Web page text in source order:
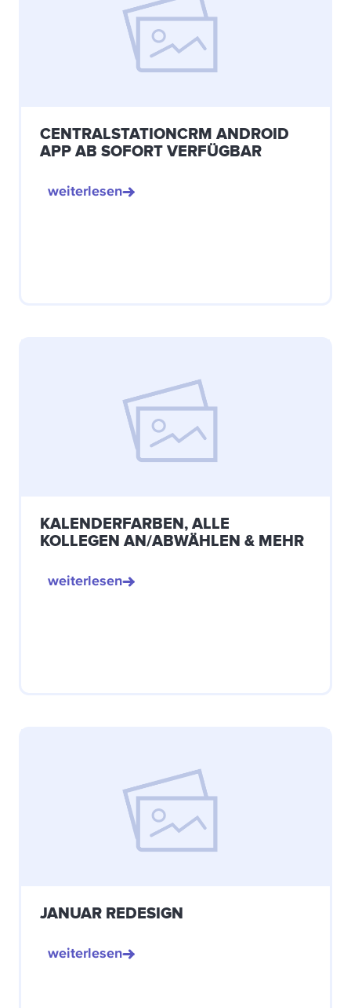
CENTRALSTATIONCRM ANDROID
APP AB SOFORT VERFÜGBAR
weiterlesen
KALENDERFARBEN, ALLE
KOLLEGEN AN/ABWÄHLEN & MEHR
weiterlesen
JANUAR REDESIGN
weiterlesen